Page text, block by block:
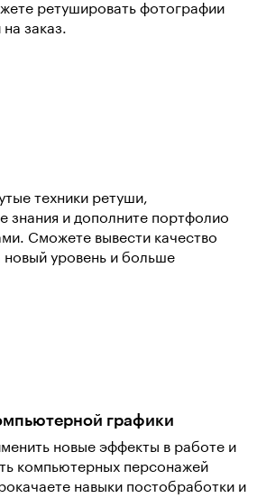
ретушировать фотографии
заказ.
техники ретуши,
знания и дополните портфолио
Сможете вывести качество
новый уровень и больше
графики
новые эффекты в работе и
компьютерных персонажей
навыки постобработки и